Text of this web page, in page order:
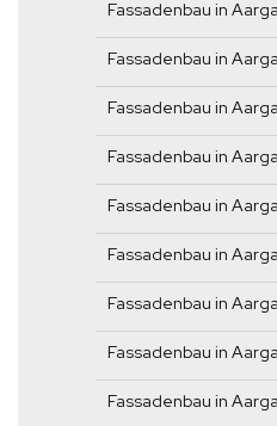
Fassadenbau in
Fassadenbau in
Fassadenbau in
Fassadenbau in
Fassadenbau in
Fassadenbau in
Fassadenbau in
Fassadenbau in
Fassadenbau in